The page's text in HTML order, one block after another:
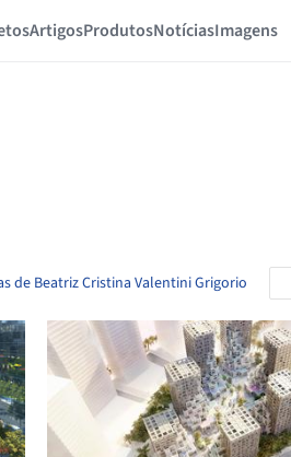
ArtigosProdutosNotíciasImagens
de Beatriz Cristina Valentini Grigorio